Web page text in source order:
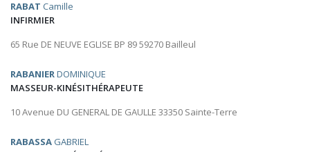
RABAT Camille
INFIRMIER
65 Rue DE NEUVE EGLISE BP 89 59270 Bailleul
RABANIERDOMINIQUE
MASSEUR-KINÉSITHÉRAPEUTE
10 Avenue DU GENERAL DE GAULLE 33350 Sainte-Terre
RABASSA GABRIEL